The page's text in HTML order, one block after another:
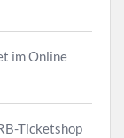
im Online
Ticketshop